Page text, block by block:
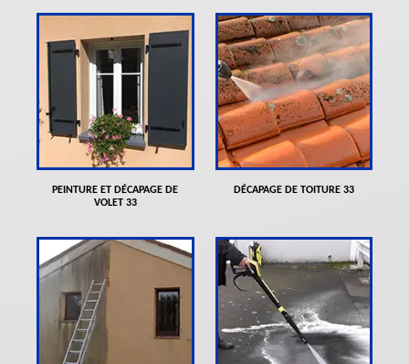
PEINTURE ET DÉCAPAGE DE
VOLET 33
DÉCAPAGE DE TOITURE 33